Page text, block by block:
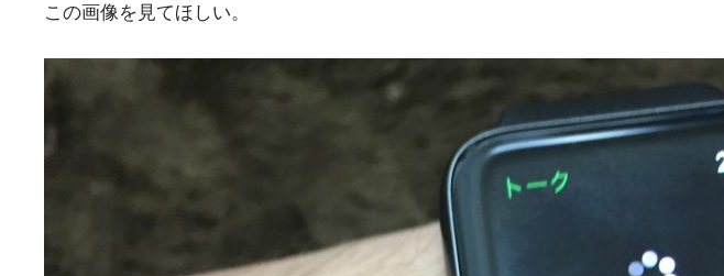
この画像を見てほしい。